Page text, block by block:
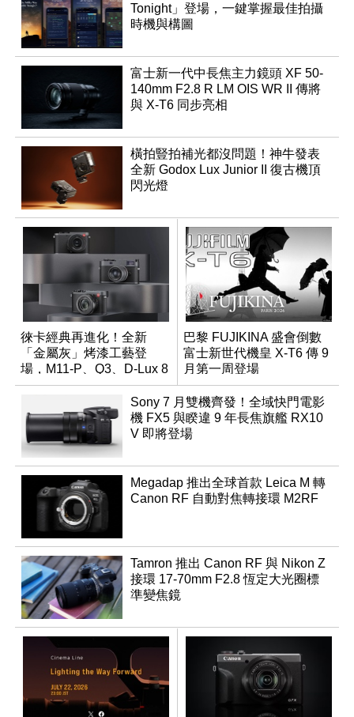
Tonight」登場，一鍵掌握最佳拍攝
時機與構圖
富士新一代中長焦主力鏡頭 XF 50-
140mm F2.8 R LM OIS WR II 傳將
與 X-T6 同步亮相
橫拍豎拍補光都沒問題！神牛發表
全新 Godox Lux Junior II 復古機頂
閃光燈
徠卡經典再進化！全新
「金屬灰」烤漆工藝登
場，M11-P、Q3、D-Lux 8
領銜換裝
巴黎 FUJIKINA 盛會倒數
富士新世代機皇 X-T6 傳 9
月第一周登場
Sony 7 月雙機齊發！全域快門電影
機 FX5 與睽違 9 年長焦旗艦 RX10
V 即將登場
Megadap 推出全球首款 Leica M 轉
Canon RF 自動對焦轉接環 M2RF
Tamron 推出 Canon RF 與 Nikon Z
接環 17-70mm F2.8 恆定大光圈標
準變焦鏡